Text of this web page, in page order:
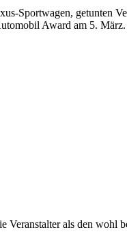
Sportwagen, getunten
Award am 5. März.
Veranstalter als den wohl